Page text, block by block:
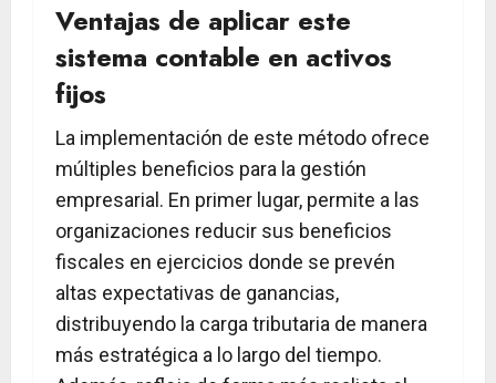
Ventajas de aplicar este
sistema contable en activos
fijos
La implementación de este método ofrece
múltiples beneficios para la gestión
empresarial. En primer lugar, permite a las
organizaciones reducir sus beneficios
fiscales en ejercicios donde se prevén
altas expectativas de ganancias,
distribuyendo la carga tributaria de manera
más estratégica a lo largo del tiempo.